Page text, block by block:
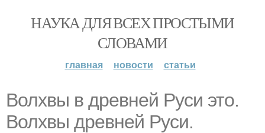
НАУКА ДЛЯ ВСЕХ ПРОСТЫМИ
СЛОВАМИ
главная новости статьи
Волхвы в древней Руси это.
Волхвы древней Руси.